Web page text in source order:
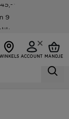
*
9
ACCOUNT MANDJE